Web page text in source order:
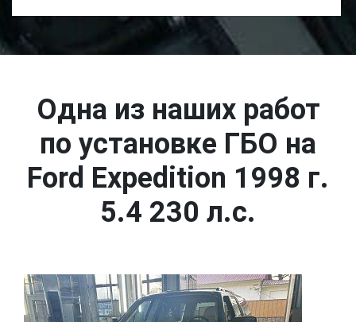
Одна из наших работ
по установке ГБО на
Ford Expedition 1998 г.
5.4 230 л.с.